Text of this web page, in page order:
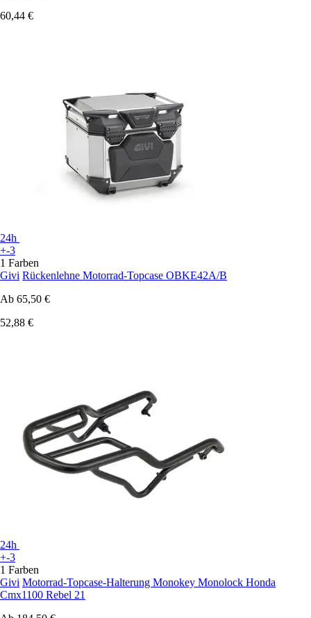
60,44 €
24h
+-3
1 Farben
Givi Rückenlehne Motorrad-Topcase OBKE42A/B
Ab 65,50 €
52,88 €
24h
+-3
1 Farben
Givi Motorrad-Topcase-Halterung Monokey Monolock Honda
Cmx1100 Rebel 21